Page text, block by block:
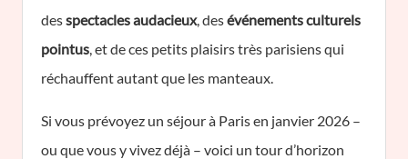
desspectacles audacieux, desévénements culturels
pointus, et de ces petits plaisirs très parisiens qui
réchauffent autant que les manteaux.
Si vous prévoyez un séjour à Paris en janvier 2026 –
ou que vous y vivez déjà – voici un tour d’horizon